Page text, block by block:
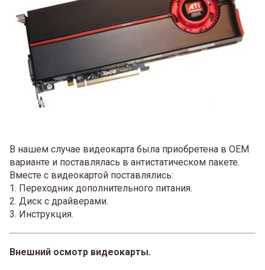
В нашем случае видеокарта была приобретена в OEM
варианте и поставлялась в антистатическом пакете.
Вместе с видеокартой поставлялись:
1. Переходник дополнительного питания.
2. Диск с драйверами.
3. Инструкция.
Внешний осмотр видеокарты.